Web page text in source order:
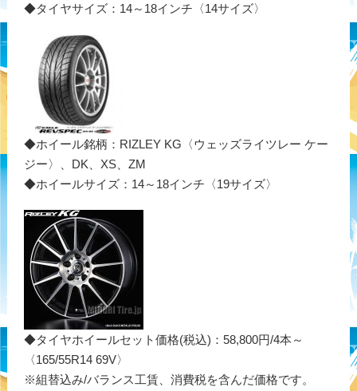
◆タイヤサイズ：14～18インチ〈14サイズ〉
◆ホイール銘柄：RIZLEY KG〈ウェッズライツレー ケー
ジー〉、DK、XS、ZM
◆ホイールサイズ：14～18インチ〈19サイズ〉
◆タイヤホイールセット価格(税込)：58,800円/4本～
〈165/55R14 69V〉
※組替込み/バランス工賃、消費税を含んだ価格です。